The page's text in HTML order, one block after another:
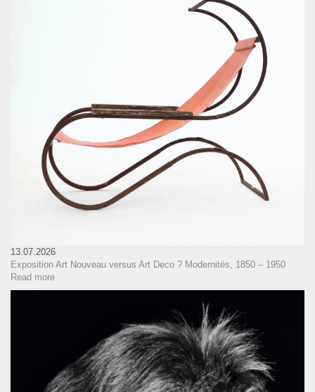
13.07.2026
Exposition Art Nouveau versus Art Deco ? Modernités, 1850 – 1950
Read more